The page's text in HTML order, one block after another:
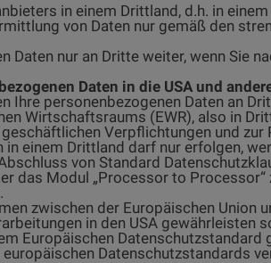
in einem Drittland, d.h. in
von Daten nur gemäß den
nur an Dritte weiter, wenn Sie
Daten in die USA und
Ihre personenbezogenen Daten an
Wirtschaftsraums (EWR), also in
Verpflichtungen und zur
einem Drittland darf nur erfolgen,
von Standard
das Modul „Processor to
zwischen der Europäischen Union
in den USA gewährleisten
Europäischen
Datenschutzstandards